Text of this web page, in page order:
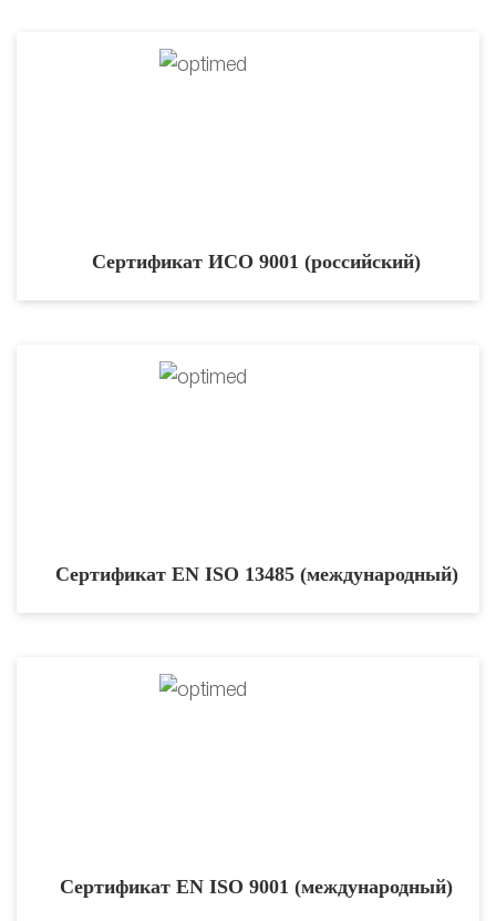
Сертификат ИСО 9001 (российский)
Сертификат EN ISO 13485 (международный)
Сертификат EN ISO 9001 (международный)